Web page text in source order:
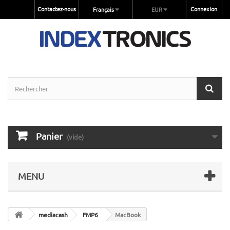
Connexion
EUR
Français
Contactez-nous
Panier (vide)
MENU
mediacash FMP6 MacBook